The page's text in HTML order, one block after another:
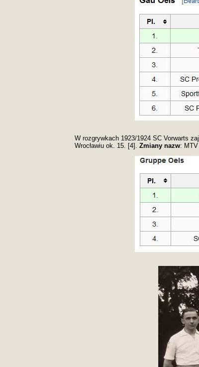
W rozgrywkach 1923/1924 SC Vorwarts
Wrocławiu ok. 15. [4]. Zmiany nazw: